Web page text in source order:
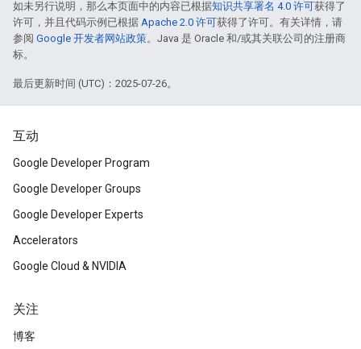
如未另行说明，那么本页面中的内容已根据知识共享署名 4.0 许可获得了
许可，并且代码示例已根据 Apache 2.0 许可获得了许可。有关详情，请
参阅 Google 开发者网站政策。Java 是 Oracle 和/或其关联公司的注册商
标。
最后更新时间 (UTC)：2025-07-26。
互动
Google Developer Program
Google Developer Groups
Google Developer Experts
Accelerators
Google Cloud & NVIDIA
关注
博客